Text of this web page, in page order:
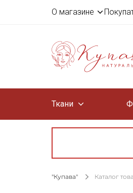
О магазине
Ткани
"Купава" Каталог